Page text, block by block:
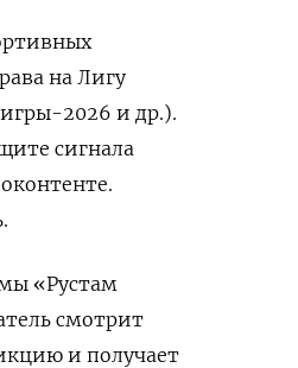
на Лигу
2026 и др.).
сигнала
«Рустам
смотрит
и получает